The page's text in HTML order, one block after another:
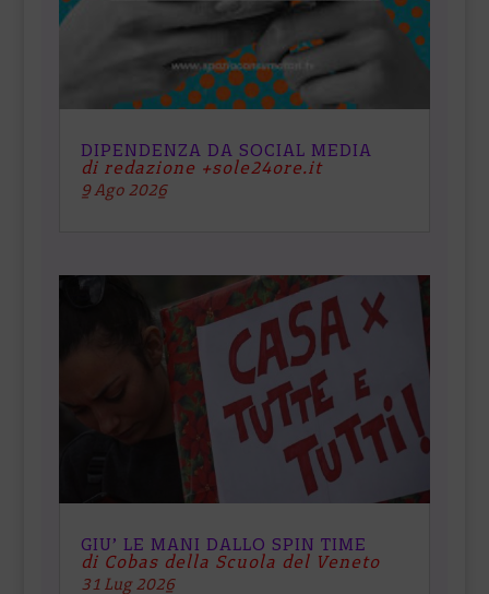
DIPENDENZA DA SOCIAL MEDIA
di redazione +sole24ore.it
9 Ago 2026
GIU’ LE MANI DALLO SPIN TIME
di Cobas della Scuola del Veneto
31 Lug 2026